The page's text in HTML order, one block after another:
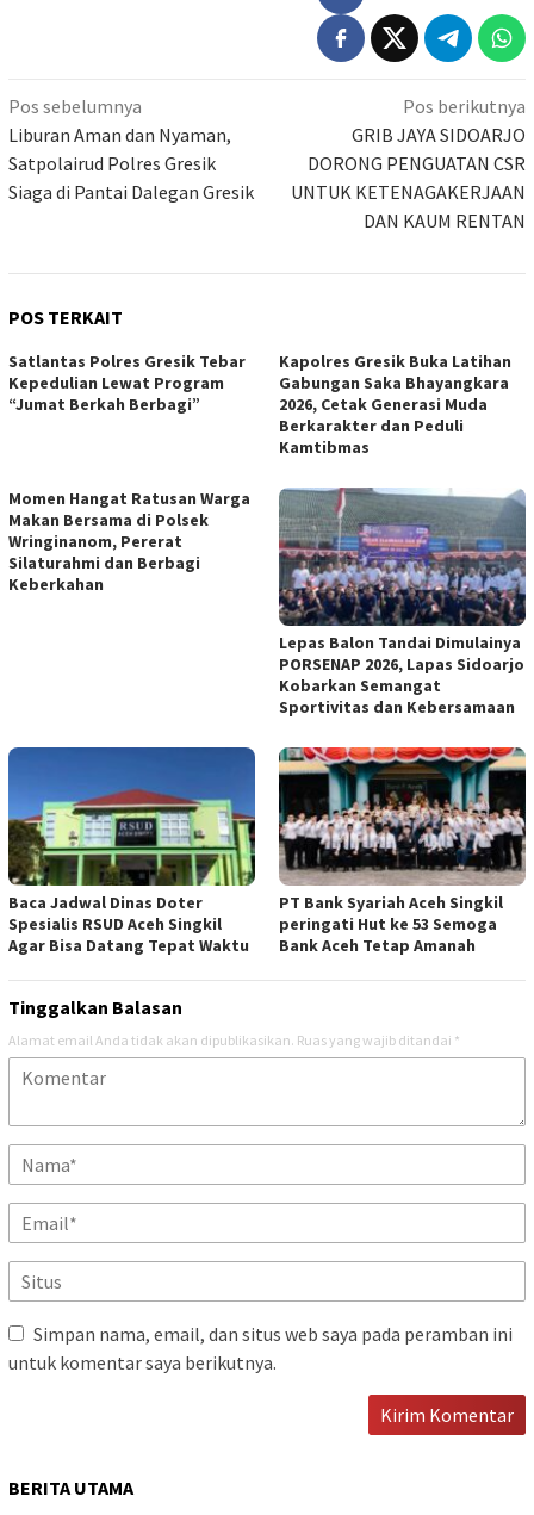
Navigasi
pos
Pos sebelumnya
Liburan Aman dan Nyaman,
Satpolairud Polres Gresik
Siaga di Pantai Dalegan Gresik
Pos berikutnya
GRIB JAYA SIDOARJO
DORONG PENGUATAN CSR
UNTUK KETENAGAKERJAAN
DAN KAUM RENTAN
POS TERKAIT
Satlantas Polres Gresik Tebar
Kepedulian Lewat Program
“Jumat Berkah Berbagi”
Kapolres Gresik Buka Latihan
Gabungan Saka Bhayangkara
2026, Cetak Generasi Muda
Berkarakter dan Peduli
Kamtibmas
Momen Hangat Ratusan Warga
Makan Bersama di Polsek
Wringinanom, Pererat
Silaturahmi dan Berbagi
Keberkahan
Lepas Balon Tandai Dimulainya
PORSENAP 2026, Lapas Sidoarjo
Kobarkan Semangat
Sportivitas dan Kebersamaan
Baca Jadwal Dinas Doter
Spesialis RSUD Aceh Singkil
Agar Bisa Datang Tepat Waktu
PT Bank Syariah Aceh Singkil
peringati Hut ke 53 Semoga
Bank Aceh Tetap Amanah
Tinggalkan Balasan
Alamat email Anda tidak akan dipublikasikan. Ruas yang wajib ditandai *
Simpan nama, email, dan situs web saya pada peramban ini
untuk komentar saya berikutnya.
BERITA UTAMA